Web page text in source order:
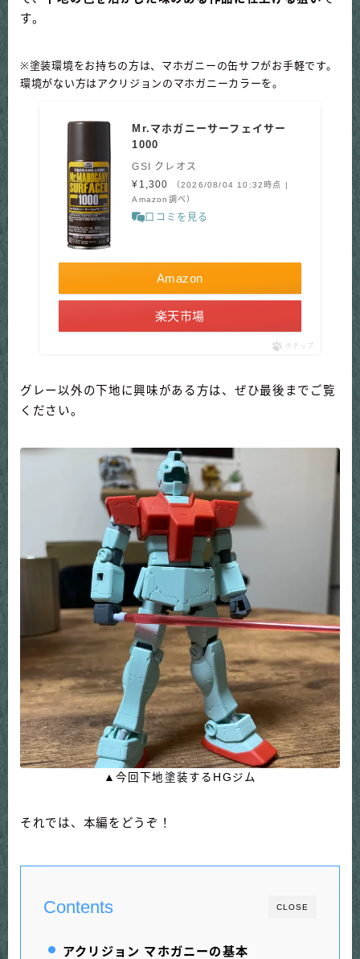
す。
※塗装環境をお持ちの方は、マホガニーの缶サフがお手軽です。
環境がない方はアクリジョンのマホガニーカラーを。
Mr.マホガニーサーフェイサー
1000
GSI クレオス
¥1,300
（2026/08/04 10:32時点 |
Amazon調べ）
口コミを見る
Amazon
楽天市場
ポチップ
グレー以外の下地に興味がある方は、ぜひ最後までご覧
ください。
▲今回下地塗装するHGジム
それでは、本編をどうぞ！
CLOSE
Contents
アクリジョン マホガニーの基本